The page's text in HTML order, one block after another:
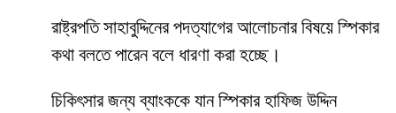
রাষ্ট্রপতি সাহাবুদ্দিনের পদত্যাগের আলোচনার বিষয়ে স্পিকার
কথা বলতে পারেন বলে ধারণা করা হচ্ছে।
চিকিৎসার জন্য ব্যাংককে যান স্পিকার হাফিজ উদ্দিন